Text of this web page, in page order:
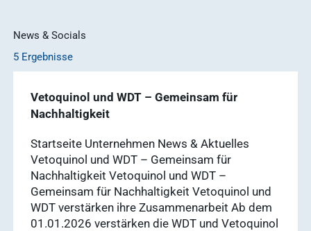
Suchanfragen
Ergebnisse
anzeigen
Tierarztbedarf
Ergebnisse
anzeigen
Schnellzugriff
Service &
Kontakt
News & Socials
5 Ergebnisse
Vetoquinol und WDT – Gemeinsam für
Nachhaltigkeit
Startseite Unternehmen News & Aktuelles
Vetoquinol und WDT – Gemeinsam für
Nachhaltigkeit Vetoquinol und WDT –
Gemeinsam für Nachhaltigkeit Vetoquinol und
WDT verstärken ihre Zusammenarbeit Ab dem
01.01.2026 verstärken die WDT und Vetoquinol